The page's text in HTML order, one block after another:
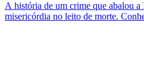
A história de um crime que abalou a
misericórdia no leito de morte.